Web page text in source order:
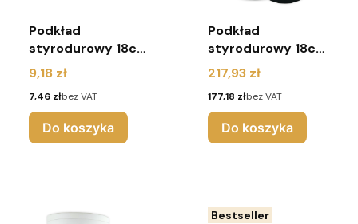
Podkład
styrodurowy 18cm
czarny okrągły
Cena
9,18 zł
Cena
7,46 złbez VAT
Do koszyka
Podkład
styrodurowy 18cm
czarny okrągły -
25 sztuk
Cena
217,93 zł
Cena
177,18 złbez VAT
Do koszyka
Bestseller